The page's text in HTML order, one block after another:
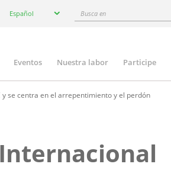
your
Español
Busca
Eventos Nuestra labor Participe
se centra en el arrepentimiento y el perdón